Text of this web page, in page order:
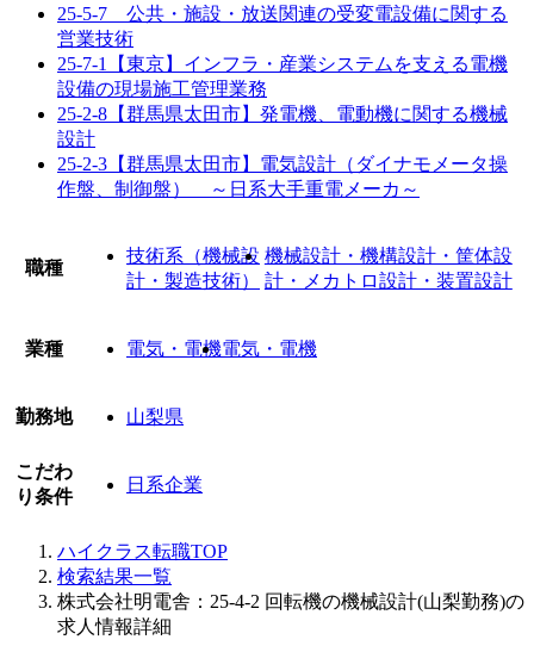
25-5-7 公共・施設・放送関連の受変電設備に関する
営業技術
25-7-1【東京】インフラ・産業システムを支える電機
設備の現場施工管理業務
25-2-8【群馬県太田市】発電機、電動機に関する機械
設計
25-2-3【群馬県太田市】電気設計（ダイナモメータ操
作盤、制御盤） ～日系大手重電メーカ～
職種
技術系（機械設
計・製造技術）
機械設計・機構設計・筐体設
計・メカトロ設計・装置設計
業種 電気・電機電気・電機
勤務地 山梨県
こだわ
り条件
日系企業
ハイクラス転職TOP
検索結果一覧
株式会社明電舎：25-4-2 回転機の機械設計(山梨勤務)の
求人情報詳細